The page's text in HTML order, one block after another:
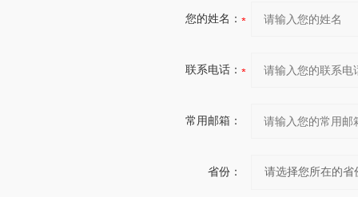
您的姓名：
联系电话：
常用邮箱：
省份：